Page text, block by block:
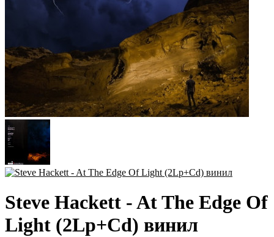
Steve Hackett - At The Edge Of
Light (2Lp+Cd) винил